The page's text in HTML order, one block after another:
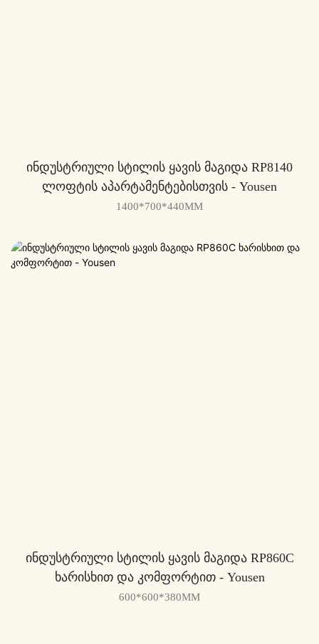
Ინდუსტრიული Სტილის Ყავის Მაგიდა RP8140
Ლოფტის Აპარტამენტებისთვის - Yousen
1400*700*440MM
Ინდუსტრიული Სტილის Ყავის Მაგიდა RP860C
Ხარისხით Და Კომფორტით - Yousen
600*600*380MM